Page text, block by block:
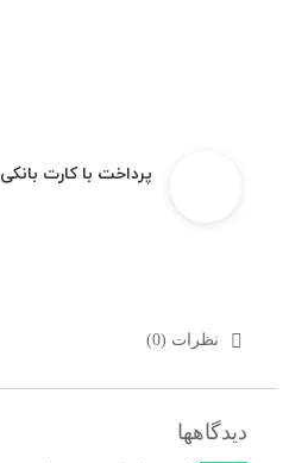
پرداخت با کارت بانکی
نظرات (0)
دیدگاهها